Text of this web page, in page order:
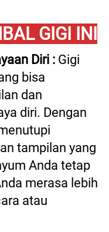
GIGI INI
Diri : Gigi
bisa
dan
diri. Dengan
tampilan yang
Anda tetap
merasa lebih
atau